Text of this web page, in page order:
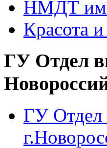
НМДТ им.
Красота
ГУ Отдел
ГУ Отдел